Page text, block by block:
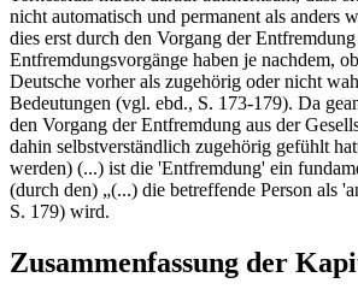
nicht automatisch und permanent als anders
dies erst durch den Vorgang der
Entfremdungsvorgänge haben je nachdem,
Deutsche vorher als zugehörig oder nicht
Bedeutungen (vgl. ebd., S. 173-179). Da
den Vorgang der Entfremdung aus der
dahin selbstverständlich zugehörig gefühlt
werden) (...) ist die 'Entfremdung' ein
(durch den) „(...) die betreffende Person als
S. 179) wird.
Zusammenfassung der